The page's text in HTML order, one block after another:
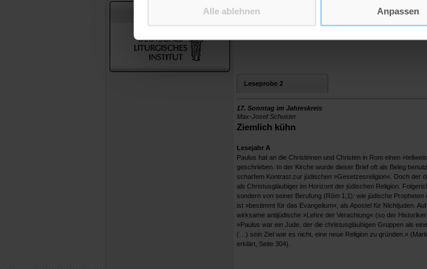
Alle ablehnen Anpassen
In Zusammenarbeit mit
Erfahrung dieser Welt: dass der Himmel bisweilen ein wenig
In diese Ungleichzeitigkeit hinein entlasten die biblischen Texte,
über Gerechte und Ungerechte (Mt 5,45) ist alles gut
Leseprobe 2
17. Sonntag im Jahreskreis
Max-Josef Schuster
Ziemlich kühn
Lesejahr A
Paulus hat an die Christinnen und Christen in Rom einen
geschrieben. In der Kirche wurde dieser Brief oft als Beleg
scharfem Kontrast zur jüdischen »Gesetzesreligion«. Doch der
als Christusgläubiger im Horizont der jüdischen Religion.
sondern von seiner Berufung (Röm 1,1): wie jüdische
ist »bestimmt für das Evangelium«, als Apostel für Nichtjuden.
wirksame antijüdische »Lehre der Verachtung« (so der
»Paulus war ein Jude, der die christusgläubigen Gruppen als
(…) sein Ziel war es nicht, eine neue Religion zu gründen.«
erklärt, Seite 304).